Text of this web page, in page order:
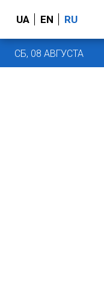
UA EN RU
СБ, 08 АВГУСТА